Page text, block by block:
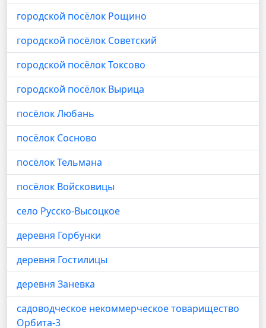
городской посёлок Рощино
городской посёлок Советский
городской посёлок Токсово
городской посёлок Вырица
посёлок Любань
посёлок Сосново
посёлок Тельмана
посёлок Войсковицы
село Русско-Высоцкое
деревня Горбунки
деревня Гостилицы
деревня Заневка
садоводческое некоммерческое товарищество
Орбита-3